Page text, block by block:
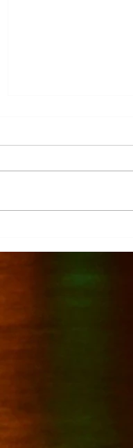
caña afectados por